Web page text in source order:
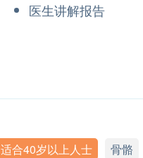
医生讲解报告
适合40岁以上人士 骨骼